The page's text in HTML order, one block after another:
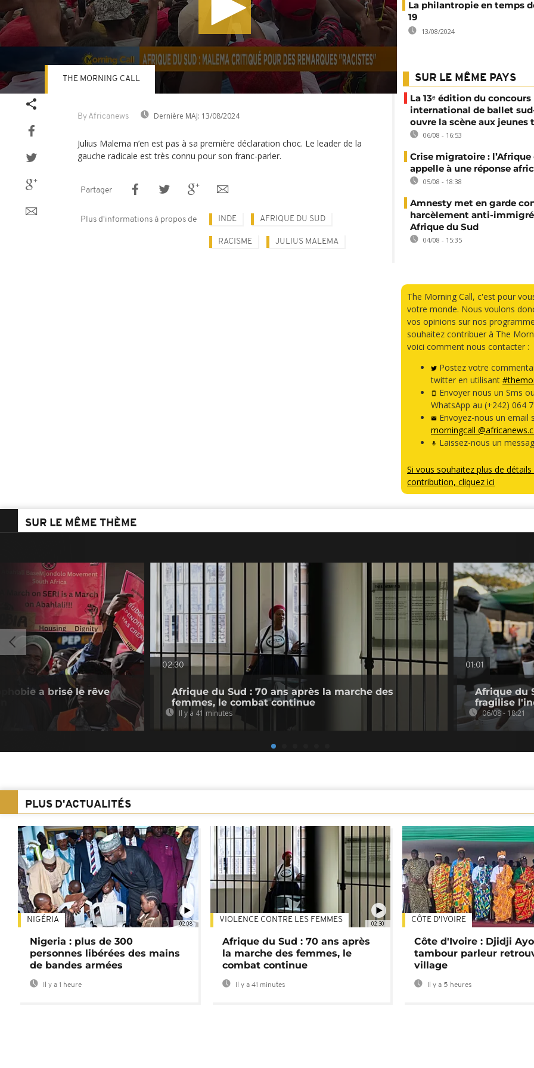
By Africanews Dernière MAJ: 13/08/2024
THE MORNING CALL
Julius Malema n’en est pas à sa première déclaration choc. Le leader de la
gauche radicale est très connu pour son franc-parler.
Partager
Plus d'informations à propos de INDE AFRIQUE DU SUD
RACISME JULIUS MALEMA
La philantropie en temps
19
13/08/2024
SUR LE MÊME PAYS
La 13ᵉ édition du concours
international de ballet
ouvre la scène aux jeunes
06/08 - 16:53
Crise migratoire : l’Afrique
appelle à une réponse
05/08 - 18:38
Amnesty met en garde
harcèlement anti-
Afrique du Sud
04/08 - 15:35
The Morning Call, c'est pour
votre monde. Nous voulons
vos opinions sur nos
souhaitez contribuer à The
voici comment nous contacter :
Postez votre
twitter en utilisant
Envoyer nous un Sms ou
WhatsApp au (+242) 064
Envoyez-nous un email
morningcall
Laissez-nous un
Si vous souhaitez plus de détails
contribution, cliquez ici
SUR LE MÊME THÈME
a brisé le rêve
02:30
Afrique du Sud : 70 ans après la marche des
femmes, le combat continue
Il y a 41 minutes
01:01
Afrique du
fragilise
06/08 - 18:21
PLUS D'ACTUALITÉS
02:08
NIGÉRIA
Nigeria : plus de 300
personnes libérées des mains
de bandes armées
Il y a 1 heure
02:30
VIOLENCE CONTRE LES FEMMES
Afrique du Sud : 70 ans après
la marche des femmes, le
combat continue
Il y a 41 minutes
CÔTE D'IVOIRE
Côte d'Ivoire : Djidji
tambour parleur
village
Il y a 5 heures